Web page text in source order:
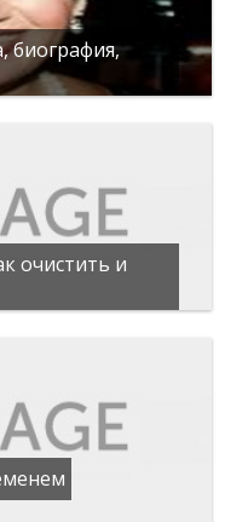
биография,
очистить и